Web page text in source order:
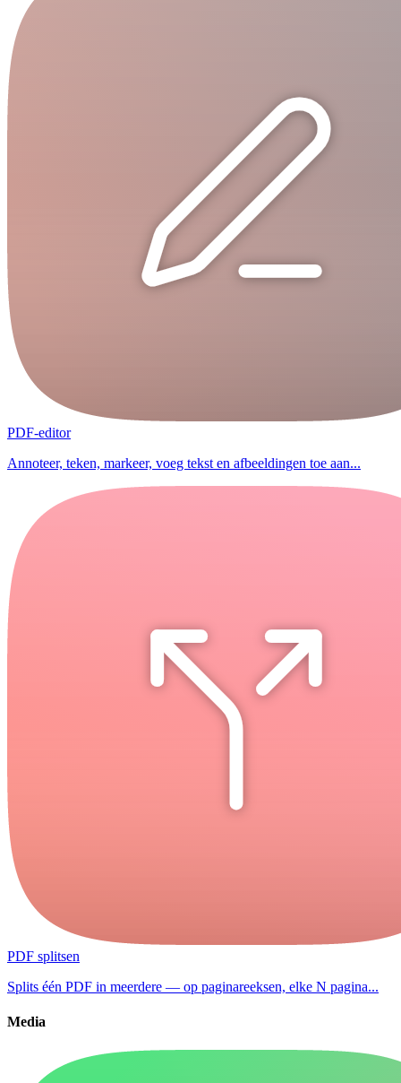
PDF-editor
Annoteer, teken, markeer, voeg tekst en afbeeldingen toe aan...
PDF splitsen
Splits één PDF in meerdere — op paginareeksen, elke N pagina...
Media